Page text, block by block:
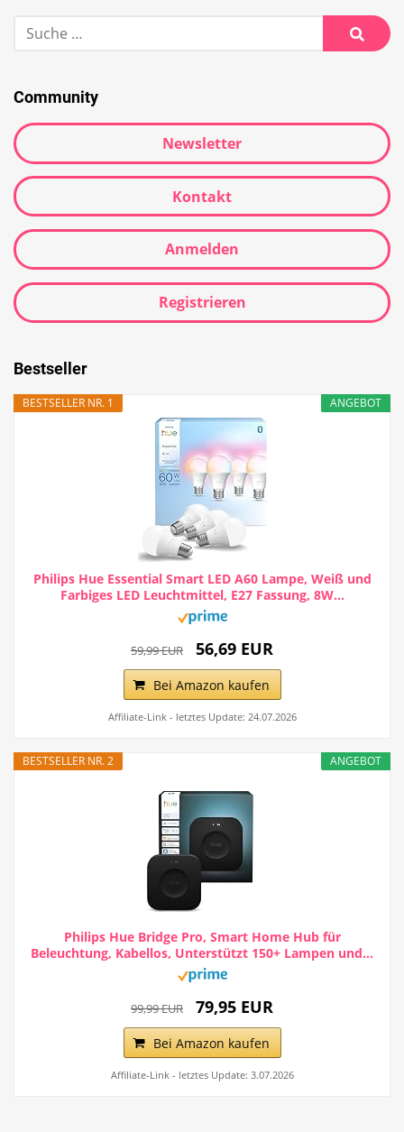
Community
Newsletter
Kontakt
Anmelden
Registrieren
Bestseller
ANGEBOT
BESTSELLER NR. 1
Philips Hue Essential Smart LED A60 Lampe, Weiß und
Farbiges LED Leuchtmittel, E27 Fassung, 8W...
59,99 EUR 56,69 EUR
Bei Amazon kaufen
Affiliate-Link - letztes Update: 24.07.2026
ANGEBOT
BESTSELLER NR. 2
Philips Hue Bridge Pro, Smart Home Hub für
Beleuchtung, Kabellos, Unterstützt 150+ Lampen und...
99,99 EUR 79,95 EUR
Bei Amazon kaufen
Affiliate-Link - letztes Update: 3.07.2026